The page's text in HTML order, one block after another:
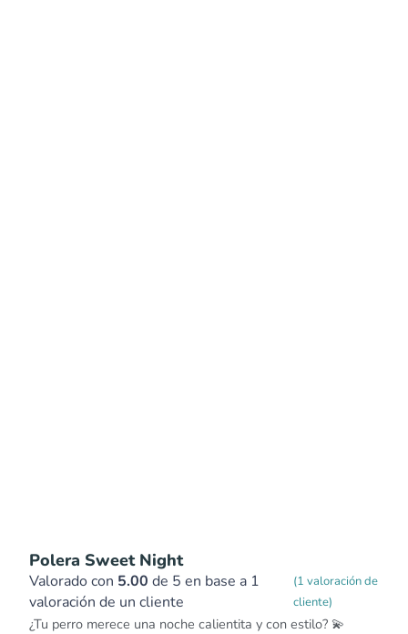
Polera Sweet Night
Valorado con 5.00 de 5 en base a 1
valoración de un cliente
(1 valoración de
cliente)
¿Tu perro merece una noche calientita y con estilo? 💫